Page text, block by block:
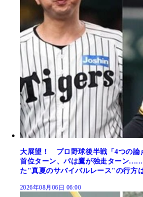
大展望！ プロ野球後半戦「4つの論
首位ターン、パは鷹が独走ターン
た"真夏のサバイバルレース"の行方
2026年08月06日 06:00